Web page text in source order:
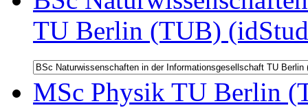
TU Berlin (TUB)
MSc Physik TU Berlin